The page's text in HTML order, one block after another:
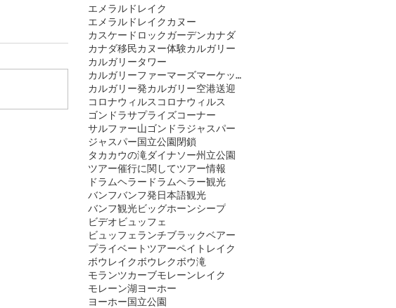
エメラルドレイク
エメラルドレイクカヌー
カスケードロックガーデンカナダ
カナダ移民カヌー体験カルガリー
カルガリータワー
カルガリーファーマーズマーケット
カルガリー発カルガリー空港送迎
コロナウィルス コロナウィルス
ゴンドラサプライズコーナー
サルファー山ゴンドラジャスパー
ジャスパー国立公園閉鎖
タカカウの滝ダイナソー州立公園
ツアー催行に関してツアー情報
ドラムヘラー ドラムヘラー観光
バンフバンフ発日本語観光
バンフ観光ビッグホーンシープ
ビデオビュッフェ
ビュッフェランチブラックベアー
プライベートツアーペイトレイク
ボウレイクボウレクボウ滝
モランツカーブモレーンレイク
モレーン湖ヨーホー
ヨーホー国立公園